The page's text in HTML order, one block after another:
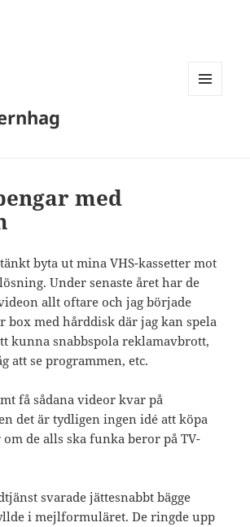
med
byta ut mina VHS-kassetter mot
Under senaste året har de
allt oftare och jag började
box med hårddisk där jag kan spela
kunna snabbspola reklamavbrott,
att se programmen, etc.
få sådana videor kvar på
det är tydligen ingen idé att köpa
de alls ska funka beror på TV-
svarade jättesnabbt bägge
i mejlformuläret. De ringde upp